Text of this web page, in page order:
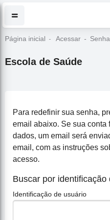
Ir para o conteúdo principal
Página inicial Acessar
Escola de Saúde
Para redefinir sua senha,
email abaixo. Se sua conta
dados, um email será
email, com as instruções
acesso.
Buscar por identificação
Identificação de usuário